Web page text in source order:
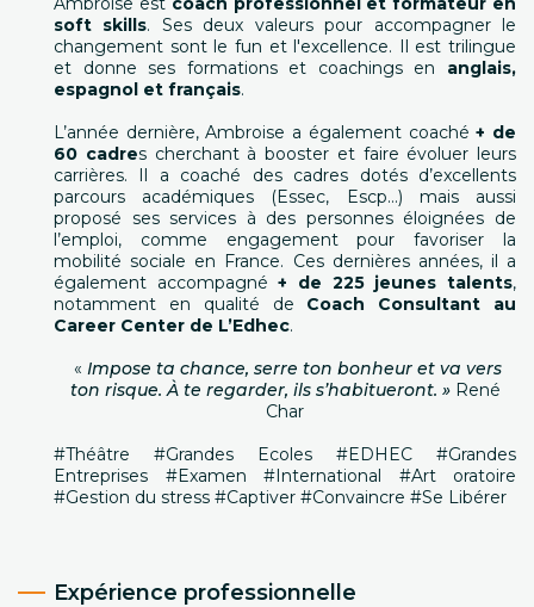
soft skills. Ses deux valeurs pour accompagner le
changement sont le fun et l'excellence. Il est trilingue
et donne ses formations et coachings en anglais,
espagnol et français.
L’année dernière, Ambroise a également coaché ​​+ de
60 cadres cherchant à booster et faire évoluer leurs
carrières. Il a coaché ​​des cadres dotés d’excellents
parcours académiques (Essec, Escp…) mais aussi
proposé ses services à des personnes éloignées de
l’emploi, comme engagement pour favoriser la
mobilité sociale en France. Ces dernières années, il a
également accompagné+ de 225 jeunes talents,
notamment en qualité de Coach Consultant au
Career Center de L’Edhec.
« Impose ta chance, serre ton bonheur et va vers
ton risque. À te regarder, ils s’habitueront. »René
Char
#Théâtre #Grandes Ecoles #EDHEC #Grandes
Entreprises #Examen #International #Art oratoire
#Gestion du stress #Captiver #Convaincre #Se Libérer
Expérience professionnelle